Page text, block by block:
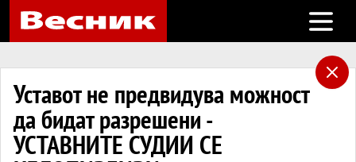
Open
Уставот не предвидува можност
да бидат разрешени -
УСТАВНИТЕ СУДИИ СЕ